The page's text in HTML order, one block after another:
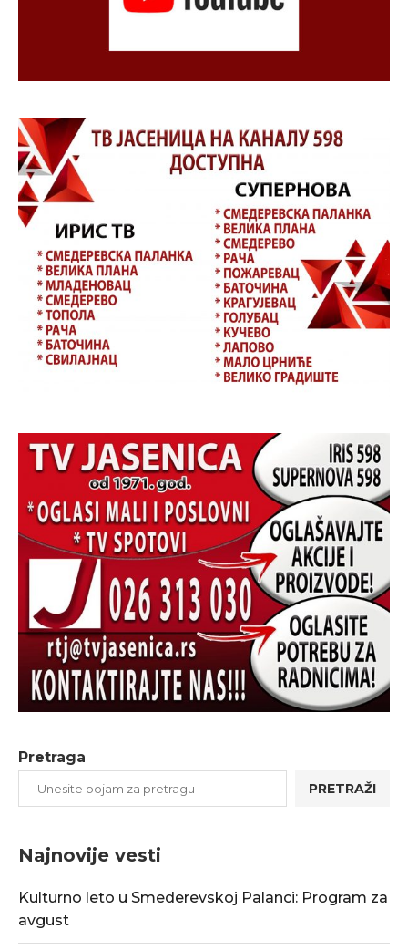
Pretraga
PRETRAŽI
Najnovije vesti
Kulturno leto u Smederevskoj Palanci: Program za
avgust